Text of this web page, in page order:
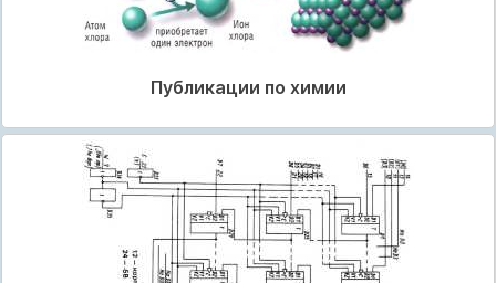
Публикации по химии